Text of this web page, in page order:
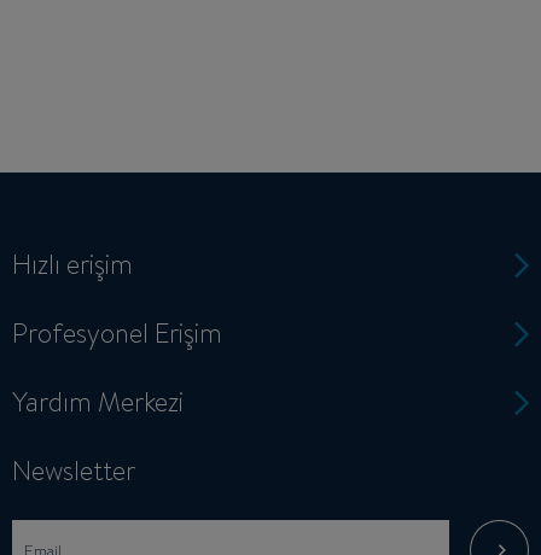
Hızlı erişim
Profesyonel Erişim
Yardım Merkezi
Newsletter